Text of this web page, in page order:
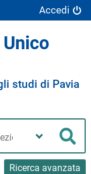
Accedi
studi di Pavia
Ricerca avanzata